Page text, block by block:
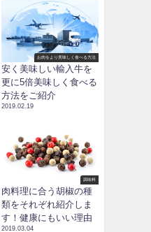
お肉をより美味しく食べる方法
安く美味しい輸入牛を
更に5倍美味しく食べる
方法をご紹介
2019.02.19
調味料
肉料理に合う胡椒の種
類をそれぞれ紹介しま
す！健康にもいい理由
2019.03.04